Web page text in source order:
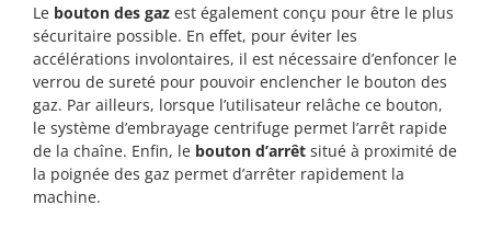
Le bouton des gaz est également conçu pour être le plus
sécuritaire possible. En effet, pour éviter les
accélérations involontaires, il est nécessaire d’enfoncer le
verrou de sureté pour pouvoir enclencher le bouton des
gaz. Par ailleurs, lorsque l’utilisateur relâche ce bouton,
le système d’embrayage centrifuge permet l’arrêt rapide
de la chaîne. Enfin, le bouton d’arrêt situé à proximité de
la poignée des gaz permet d’arrêter rapidement la
machine.